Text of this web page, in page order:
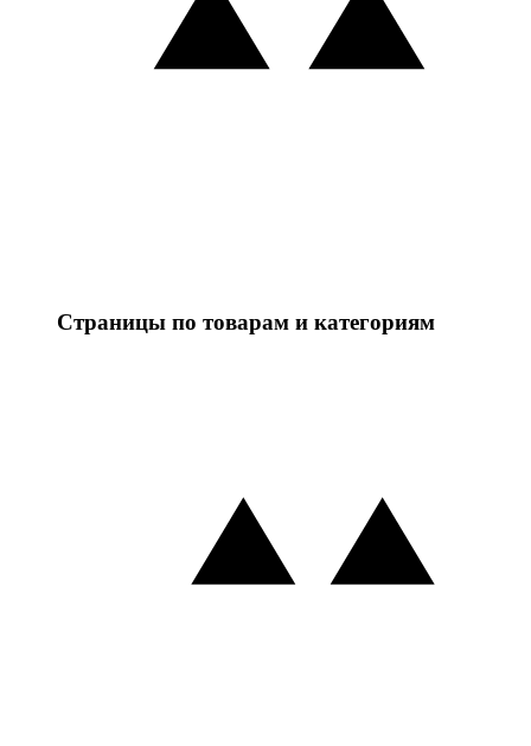
Страницы по товарам и категориям